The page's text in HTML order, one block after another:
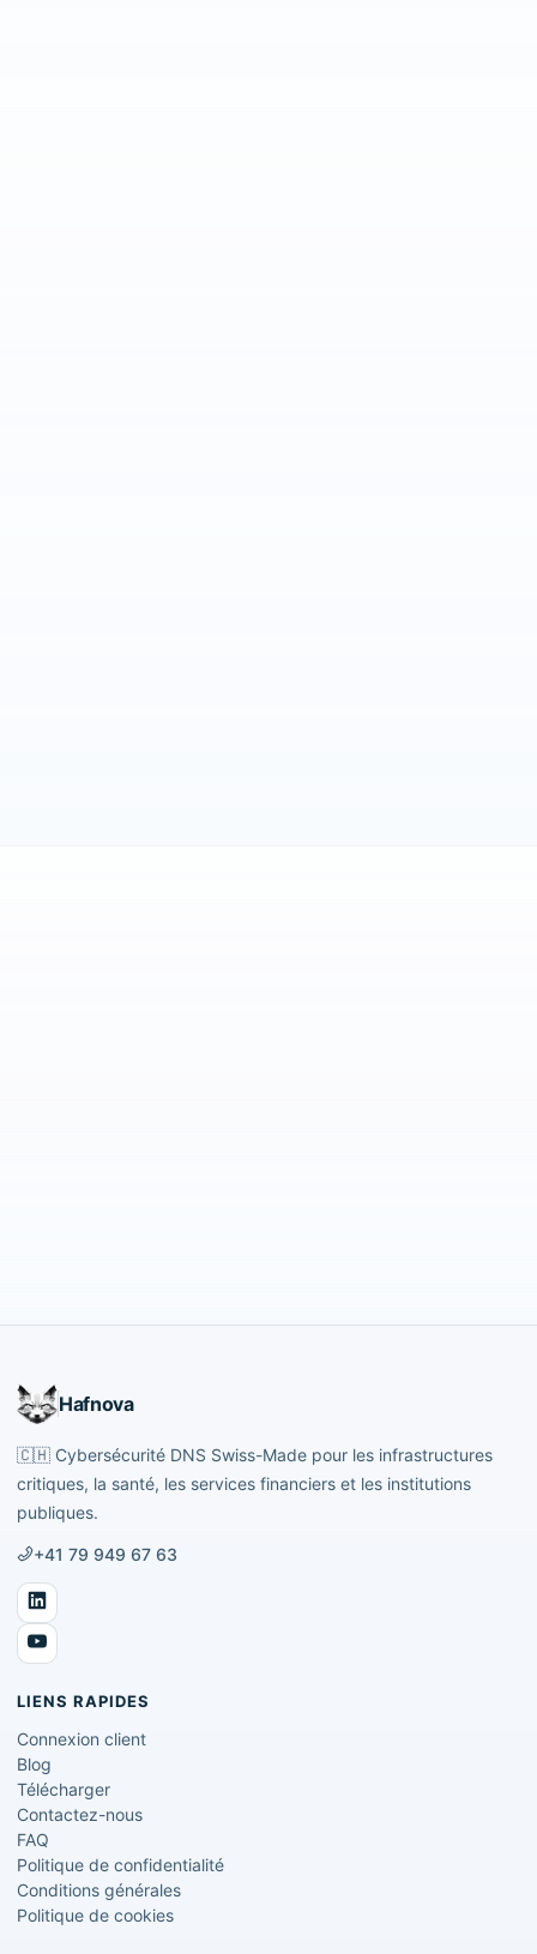
Hafnova
🇨🇭 Cybersécurité DNS Swiss-Made pour les infrastructures
critiques, la santé, les services financiers et les institutions
publiques.
+41 79 949 67 63
LIENS RAPIDES
Connexion client
Blog
Télécharger
Contactez-nous
FAQ
Politique de confidentialité
Conditions générales
Politique de cookies